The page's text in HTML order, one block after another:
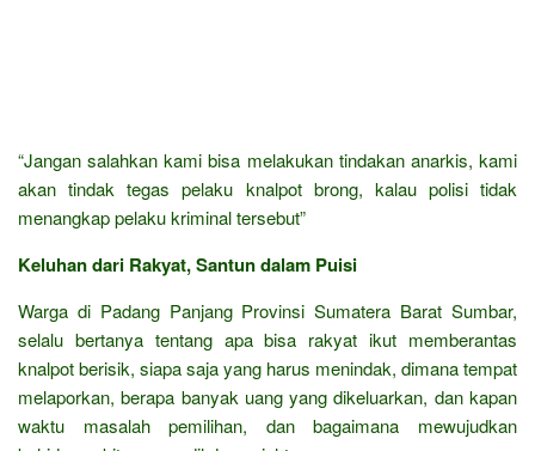
“Jangan salahkan kami bisa melakukan tindakan anarkis, kami
akan tindak tegas pelaku knalpot brong, kalau polisi tidak
menangkap pelaku kriminal tersebut”
Keluhan dari Rakyat, Santun dalam Puisi
Warga di Padang Panjang Provinsi Sumatera Barat Sumbar,
selalu bertanya tentang apa bisa rakyat ikut memberantas
knalpot berisik, siapa saja yang harus menindak, dimana tempat
melaporkan, berapa banyak uang yang dikeluarkan, dan kapan
waktu masalah pemilihan, dan bagaimana mewujudkan